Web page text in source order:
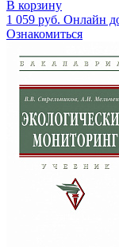
В корзину
1 059 руб. Онлайн
Ознакомиться